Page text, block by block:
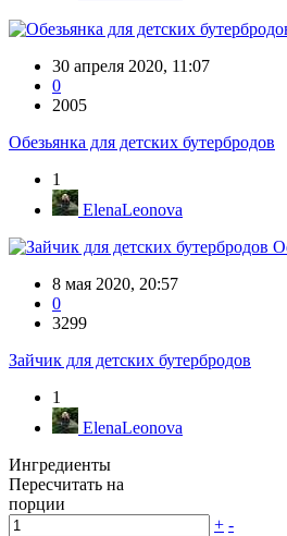
30 апреля 2020, 11:07
0
2005
Обезьянка для детских бутербродов
1
ElenaLeonova
8 мая 2020, 20:57
0
3299
Зайчик для детских бутербродов
1
ElenaLeonova
Ингредиенты
Пересчитать на
порции
+ -